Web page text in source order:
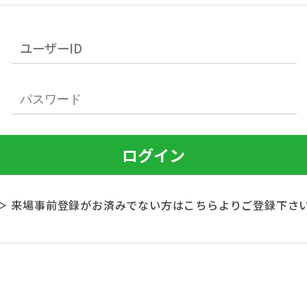
来場事前登録がお済みでない方はこちらよりご登録下さ